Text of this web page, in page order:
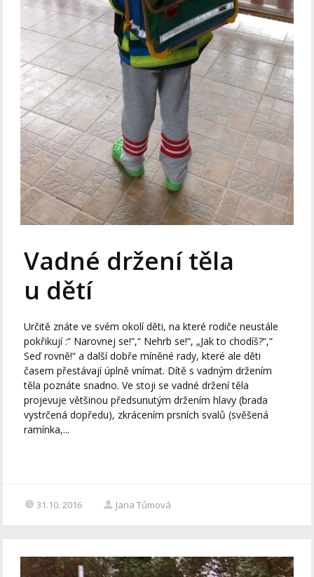
Vadné držení těla
u dětí
Určitě znáte ve svém okolí děti, na které rodiče neustále
pokřikují :“ Narovnej se!“,“ Nehrb se!“, „Jak to chodíš?“,“
Seď rovně!“ a další dobře míněné rady, které ale děti
časem přestávají úplně vnímat. Dítě s vadným držením
těla poznáte snadno. Ve stoji se vadné držení těla
projevuje většinou předsunutým držením hlavy (brada
vystrčená dopředu), zkrácením prsních svalů (svěšená
ramínka,...
31.10. 2016 Jana Tůmová